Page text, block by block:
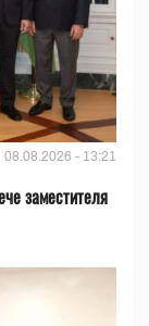
08.08.2026 - 13:21
заместителя